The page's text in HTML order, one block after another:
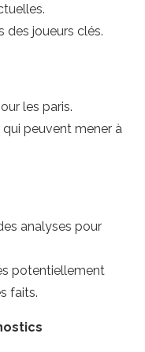
des joueurs clés.
les paris.
peuvent mener à
analyses pour
potentiellement
faits.